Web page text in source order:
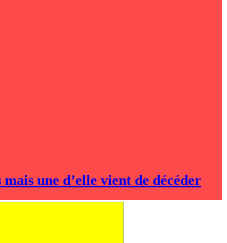
une d’elle vient de décéder